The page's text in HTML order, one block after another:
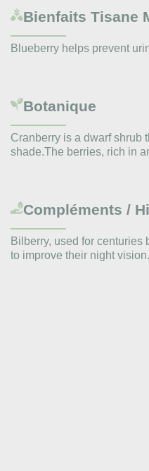
Bienfaits Tisane
Blueberry helps prevent
Botanique
Cranberry is a dwarf shrub
shade.The berries, rich in
Compléments /
Bilberry, used for
to improve their night vision.